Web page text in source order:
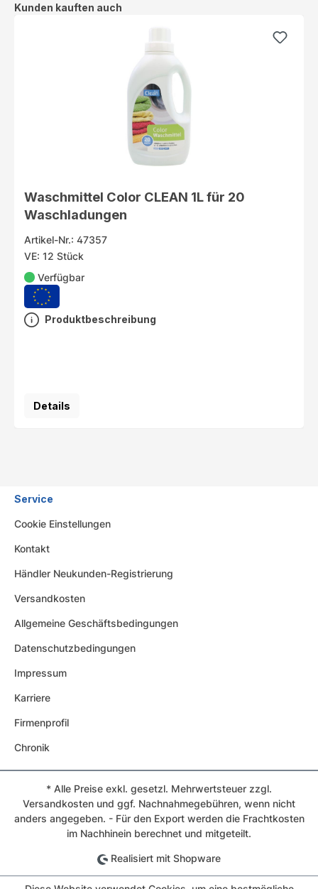
Produktgalerie überspringen
Kunden kauften auch
Waschmittel Color CLEAN 1L für 20
Waschladungen
Artikel-Nr.: 47357
VE: 12 Stück
Verfügbar
Produktbeschreibung
Details
Service
Cookie Einstellungen
Kontakt
Händler Neukunden-Registrierung
Versandkosten
Allgemeine Geschäftsbedingungen
Datenschutzbedingungen
Impressum
Karriere
Firmenprofil
Chronik
* Alle Preise exkl. gesetzl. Mehrwertsteuer zzgl.
Versandkosten und ggf. Nachnahmegebühren, wenn nicht
anders angegeben. - Für den Export werden die Frachtkosten
im Nachhinein berechnet und mitgeteilt.
Realisiert mit Shopware